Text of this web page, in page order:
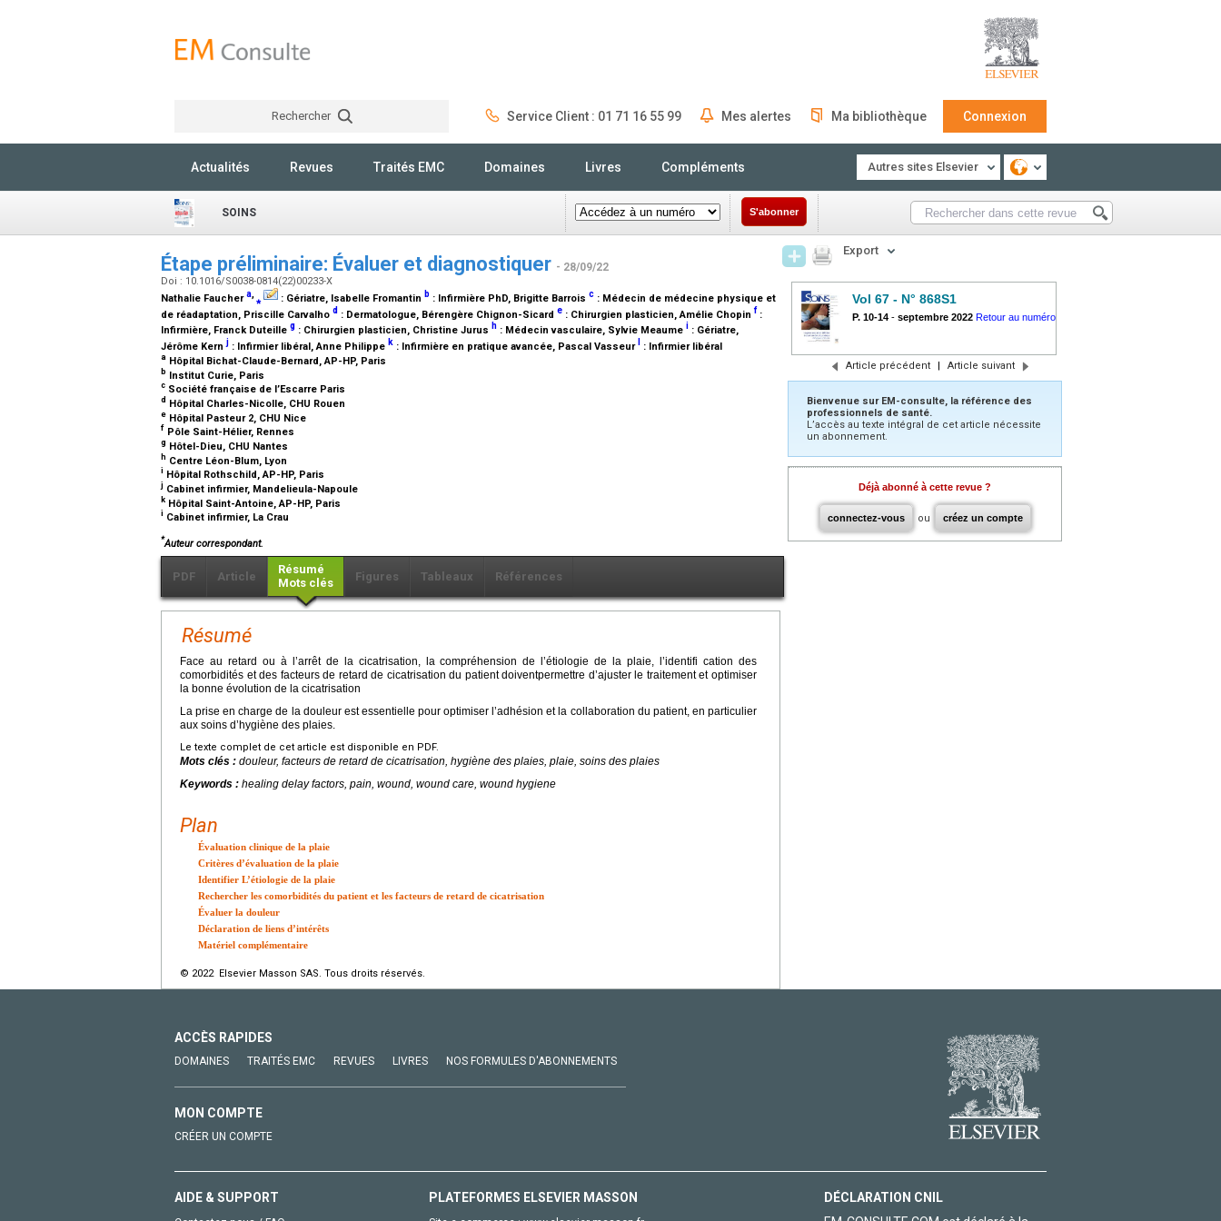
Rechercher Service Client : 01 71 16 55 99 Mes alertes Ma bibliothèque Connexion
Actualités Revues Traités EMC Domaines Livres Compléments Autres sites Elsevier
SOINS S'abonner
Étape préliminaire: Évaluer et diagnostiquer - 28/09/22
Doi : 10.1016/S0038-0814(22)00233-X
Nathalie Fauchera,⁎ : Gériatre, Isabelle Fromantin b : Infirmière PhD, Brigitte Barrois c : Médecin de médecine physique et
de réadaptation, Priscille Carvalho d : Dermatologue, Bérengère Chignon-Sicard e : Chirurgien plasticien, Amélie Chopin f :
Infirmière, Franck Duteille g : Chirurgien plasticien, Christine Jurus h : Médecin vasculaire, Sylvie Meaume i : Gériatre,
Jérôme Kernj : Infirmier libéral, Anne Philippe k : Infirmière en pratique avancée, Pascal Vasseur : Infirmier libéral
a Hôpital Bichat-Claude-Bernard, AP-HP, Paris
b Institut Curie, Paris
c Société française de l’Escarre Paris
d Hôpital Charles-Nicolle, CHU Rouen
e Hôpital Pasteur 2, CHU Nice
f Pôle Saint-Hélier, Rennes
g Hôtel-Dieu, CHU Nantes
h Centre Léon-Blum, Lyon
i Hôpital Rothschild, AP-HP, Paris
j Cabinet infirmier, Mandelieula-Napoule
k Hôpital Saint-Antoine, AP-HP, Paris
i Cabinet infirmier, La Crau
*Auteur correspondant.
PDF Article
Résumé
Mots clés
Figures Tableaux Références
Résumé
Face au retard ou à l’arrêt de la cicatrisation, la compréhension de l’étiologie de la plaie, l’identifi cation des
comorbidités et des facteurs de retard de cicatrisation du patient doiventpermettre d’ajuster le traitement et optimiser
la bonne évolution de la cicatrisation
La prise en charge de la douleur est essentielle pour optimiser l’adhésion et la collaboration du patient, en particulier
aux soins d’hygiène des plaies.
Le texte complet de cet article est disponible en PDF.
Mots clés : douleur, facteurs de retard de cicatrisation, hygiène des plaies, plaie, soins des plaies
Keywords : healing delay factors, pain, wound, wound care, wound hygiene
Plan
Évaluation clinique de la plaie
Critères d’évaluation de la plaie
Identifier L’étiologie de la plaie
Rechercher les comorbidités du patient et les facteurs de retard de cicatrisation
Évaluer la douleur
Déclaration de liens d’intérêts
Matériel complémentaire
© 2022 Elsevier Masson SAS. Tous droits réservés.
Export
Vol 67 - N° 868S1
P. 10-14 - septembre 2022 Retour au numéro
Article précédent | Article suivant
Bienvenue sur EM-consulte, la référence des
professionnels de santé.
L’accès au texte intégral de cet article nécessite
un abonnement.
Déjà abonné à cette revue ?
connectez-vous ou créez un compte
ACCÈS RAPIDES
DOMAINES TRAITÉS EMC REVUES LIVRES NOS FORMULES D'ABONNEMENTS
MON COMPTE
CRÉER UN COMPTE
AIDE & SUPPORT PLATEFORMES ELSEVIER MASSON
DÉCLARATION CNIL